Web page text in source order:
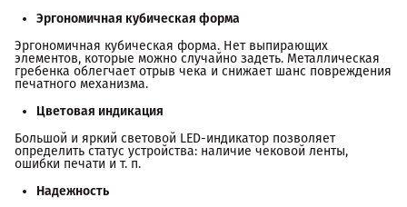
Эргономичная кубическая форма
Эргономичная кубическая форма. Нет выпирающих
элементов, которые можно случайно задеть. Металлическая
гребенка облегчает отрыв чека и снижает шанс повреждения
печатного механизма.
Цветовая индикация
Большой и яркий световой LED-индикатор позволяет
определить статус устройства: наличие чековой ленты,
ошибки печати и т. п.
Надежность